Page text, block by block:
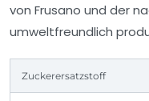
von Frusano und der
umweltfreundlich
Zuckerersatzstoff